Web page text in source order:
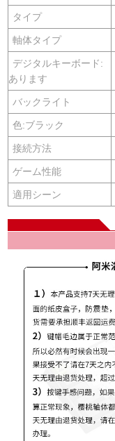
タイプ
軸体タイプ
デジタルキーボード:
あります
バックライト
色:ブラック
接続方法
ゲーム性能
適用シーン